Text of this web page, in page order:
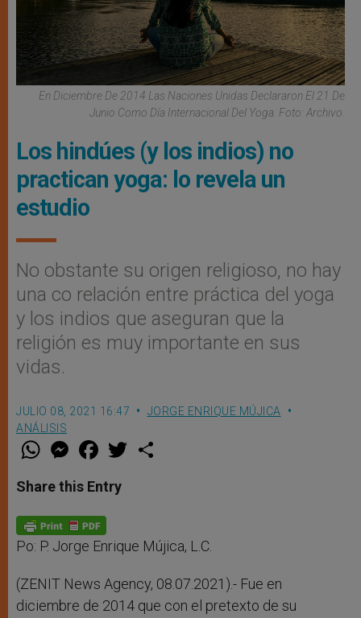
En Diciembre De 2014 Las Naciones Unidas Declararon El 21 De
Junio Como Día Internacional Del Yoga. Foto: Archivo.
Los hindúes (y los indios) no
practican yoga: lo revela un
estudio
No obstante su origen religioso, no hay
una co relación entre práctica del yoga
y los indios que aseguran que la
religión es muy importante en sus
vidas.
JULIO 08, 2021 16:47
JORGE ENRIQUE MÚJICA
ANÁLISIS
W
t
s
p
p
M
e
s
e
g
e
r
F
a
e
b
o
k
w
Share this Entry
Po: P. Jorge Enrique Mújica, L.C.
(ZENIT News Agency, 08.07.2021).- Fue en
diciembre de 2014 que con el pretexto de su